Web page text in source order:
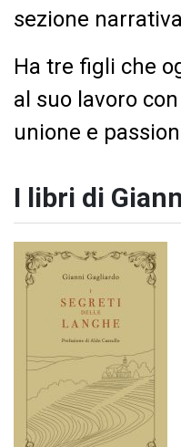
sezione
Ha tre figli che
al suo lavoro
unione e
I libri di